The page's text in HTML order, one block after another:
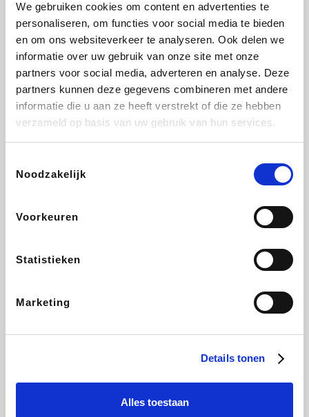
We gebruiken cookies om content en advertenties te
personaliseren, om functies voor social media te bieden
en om ons websiteverkeer te analyseren. Ook delen we
informatie over uw gebruik van onze site met onze
partners voor social media, adverteren en analyse. Deze
partners kunnen deze gegevens combineren met andere
informatie die u aan ze heeft verstrekt of die ze hebben
verzameld op basis van uw gebruik van hun services.
Noodzakelijk
Voorkeuren
Statistieken
Marketing
Details tonen
Alles toestaan
Sarenza Interhome Schiesser Bolt Energie
DeubaXXL
Ekoi About You